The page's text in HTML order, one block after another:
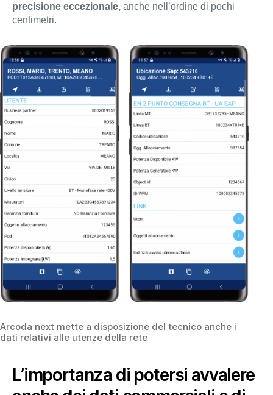
precisione eccezionale, anche nell’ordine di pochi
centimetri.
Arcoda next mette a disposizione del tecnico anche i
dati relativi alle utenze della rete
L’importanza di potersi avvalere